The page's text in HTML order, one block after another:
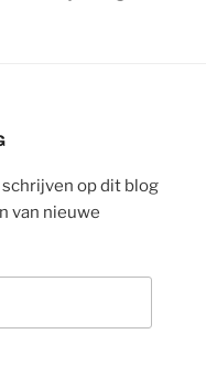
op dit blog
van nieuwe